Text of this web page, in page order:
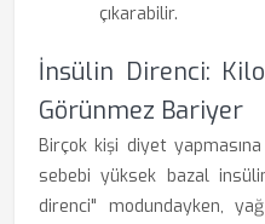
çıkarabilir.
İnsülin Direnci:
Görünmez Bariyer
Birçok kişi diyet
sebebi yüksek bazal
direnci" modundayken,